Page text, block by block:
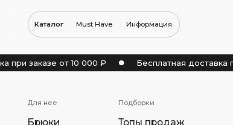
Информация
Must Have
Каталог
заказе от 10 000 ₽ Бесплатная доставка
Брюки
Флиски и Зипки
Топы продаж